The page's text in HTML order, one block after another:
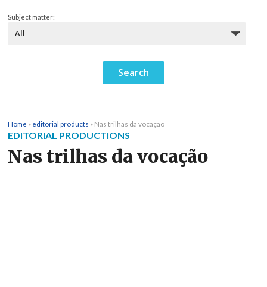
Subject matter:
Home » editorial products » Nas trilhas da vocação
EDITORIAL PRODUCTIONS
Nas trilhas da vocação